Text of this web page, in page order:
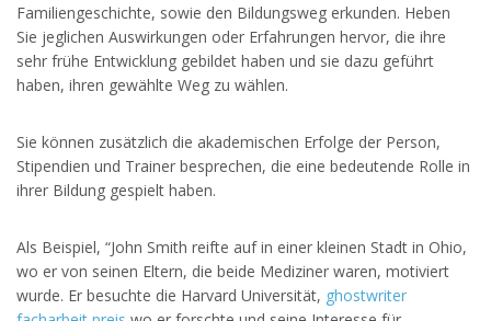
Familiengeschichte, sowie den Bildungsweg erkunden. Heben
Sie jeglichen Auswirkungen oder Erfahrungen hervor, die ihre
sehr frühe Entwicklung gebildet haben und sie dazu geführt
haben, ihren gewählte Weg zu wählen.
Sie können zusätzlich die akademischen Erfolge der Person,
Stipendien und Trainer besprechen, die eine bedeutende Rolle in
ihrer Bildung gespielt haben.
Als Beispiel, “John Smith reifte auf in einer kleinen Stadt in Ohio,
wo er von seinen Eltern, die beide Mediziner waren, motiviert
wurde. Er besuchte die Harvard Universität, ghostwriter